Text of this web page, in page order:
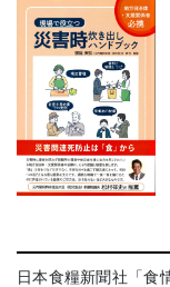
日本食糧新聞社「食